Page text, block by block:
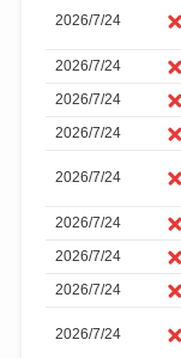
2026/7/24
2026/7/24
2026/7/24
2026/7/24
2026/7/24
2026/7/24
2026/7/24
2026/7/24
2026/7/24